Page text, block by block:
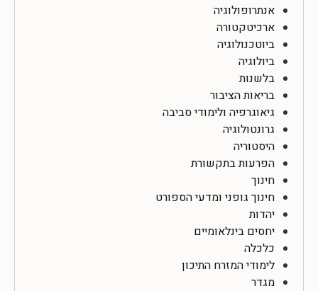
אנתרופולוגיה
ארכיטקטורה
ביוטכנולוגיה
ביולוגיה
בלשנות
בריאות הציבור
גיאוגרפיה ולימודי סביבה
גרונטולוגיה
היסטוריה
הפרעות בתקשורת
חינוך
חינוך גופני ומדעי הספורט
יהדות
יחסים בינלאומיים
כלכלה
לימודי המזרח התיכון
מגדר